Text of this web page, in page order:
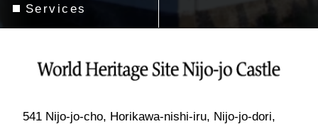
Services
541 Nijo-jo-cho, Horikawa-nishi-iru, Nijo-jo-dori,